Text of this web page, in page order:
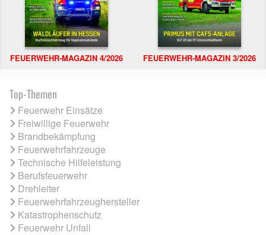
FEUERWEHR-MAGAZIN 4/2026 FEUERWEHR-MAGAZIN 3/2026
Top-Themen
Feuerwehr Einsätze
Freiwillige Feuerwehr
Brandbekämpfung
Feuerwehrfahrzeuge
Technische Hilfeleistung
Berufsfeuerwehr
Drehleiter
Feuerwehrfahrzeughersteller
Katastrophenschutz
Feuerwehr Unfall